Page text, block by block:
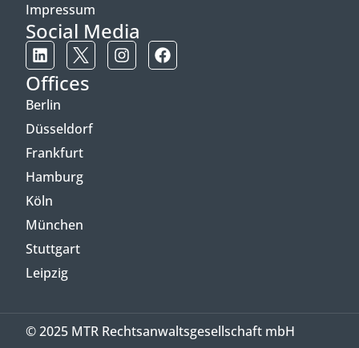
Impressum
Social Media
Offices
Berlin
Düsseldorf
Frankfurt
Hamburg
Köln
München
Stuttgart
Leipzig
© 2025 MTR Rechtsanwaltsgesellschaft mbH